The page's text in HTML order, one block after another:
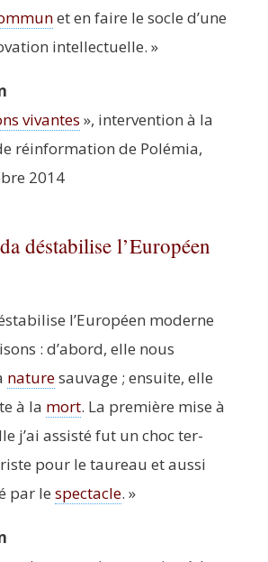
et en faire le socle d’une
intellectuelle. »
vivantes », inter­ven­tion à la
réin­for­ma­tion de Polé­mia,
2014
déstabilise l’Européen
l’Européen moderne
: d’abord, elle nous
naturesau­vage ; ensuite, elle
à la mort. La pre­mière mise à
j’ai assis­té fut un choc ter­
pour le tau­reau et aus­si
par le spec­tacle. »